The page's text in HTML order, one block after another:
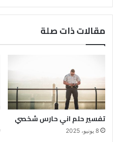
مقالات ذات صلة
تفسير حلم اني حارس شخصي
8 يونيو، 2025